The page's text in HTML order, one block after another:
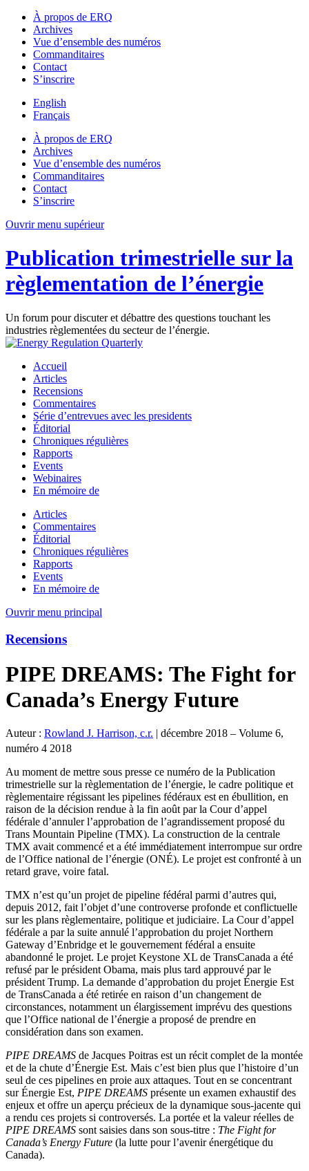
À propos de ERQ
Archives
Vue d’ensemble des numéros
Commanditaires
Contact
S’inscrire
English
Français
À propos de ERQ
Archives
Vue d’ensemble des numéros
Commanditaires
Contact
S’inscrire
Ouvrir menu supérieur
Publication trimestrielle sur la
règlementation de l’énergie
Un forum pour discuter et débattre des questions touchant les
industries règlementées du secteur de l’énergie.
Accueil
Articles
Recensions
Commentaires
Série d’entrevues avec les presidents
Éditorial
Chroniques régulières
Rapports
Events
Webinaires
En mémoire de
Articles
Commentaires
Éditorial
Chroniques régulières
Rapports
Events
En mémoire de
Ouvrir menu principal
Recensions
PIPE DREAMS: The Fight for
Canada’s Energy Future
Auteur : Rowland J. Harrison, c.r.
décembre 2018 – Volume 6,
numéro 4 2018
Au moment de mettre sous presse ce numéro de la Publication
trimestrielle sur la règlementation de l’énergie, le cadre politique et
règlementaire régissant les pipelines fédéraux est en ébullition, en
raison de la décision rendue à la fin août par la Cour d’appel
fédérale d’annuler l’approbation de l’agrandissement proposé du
Trans Mountain Pipeline (TMX). La construction de la centrale
TMX avait commencé et a été immédiatement interrompue sur ordre
de l’Office national de l’énergie (ONÉ). Le projet est confronté à un
retard grave, voire fatal.
TMX n’est qu’un projet de pipeline fédéral parmi d’autres qui,
depuis 2012, fait l’objet d’une controverse profonde et conflictuelle
sur les plans règlementaire, politique et judiciaire. La Cour d’appel
fédérale a par la suite annulé l’approbation du projet Northern
Gateway d’Enbridge et le gouvernement fédéral a ensuite
abandonné le projet. Le projet Keystone XL de TransCanada a été
refusé par le président Obama, mais plus tard approuvé par le
président Trump. La demande d’approbation du projet Énergie Est
de TransCanada a été retirée en raison d’un changement de
circonstances, notamment un élargissement imprévu des questions
que l’Office national de l’énergie a proposé de prendre en
considération dans son examen.
PIPE DREAMS de Jacques Poitras est un récit complet de la montée
et de la chute d’Énergie Est. Mais c’est bien plus que l’histoire d’un
seul de ces pipelines en proie aux attaques. Tout en se concentrant
sur Énergie Est, PIPE DREAMS présente un examen exhaustif des
enjeux et offre un aperçu précieux de la dynamique sous-jacente qui
a rendu ces projets si controversés. La portée et la valeur réelles de
PIPE DREAMS sont saisies dans son sous-titre : The Fight for
Canada’s Energy Future (la lutte pour l’avenir énergétique du
Canada).